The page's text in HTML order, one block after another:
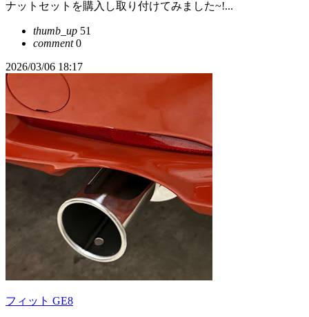
ナットセットを購入し取り付けてみました~!...
thumb_up 51
comment0
2026/03/06 18:17
フィット GE8